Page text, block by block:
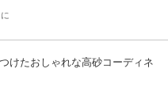
けたおしゃれな高砂コーディネ